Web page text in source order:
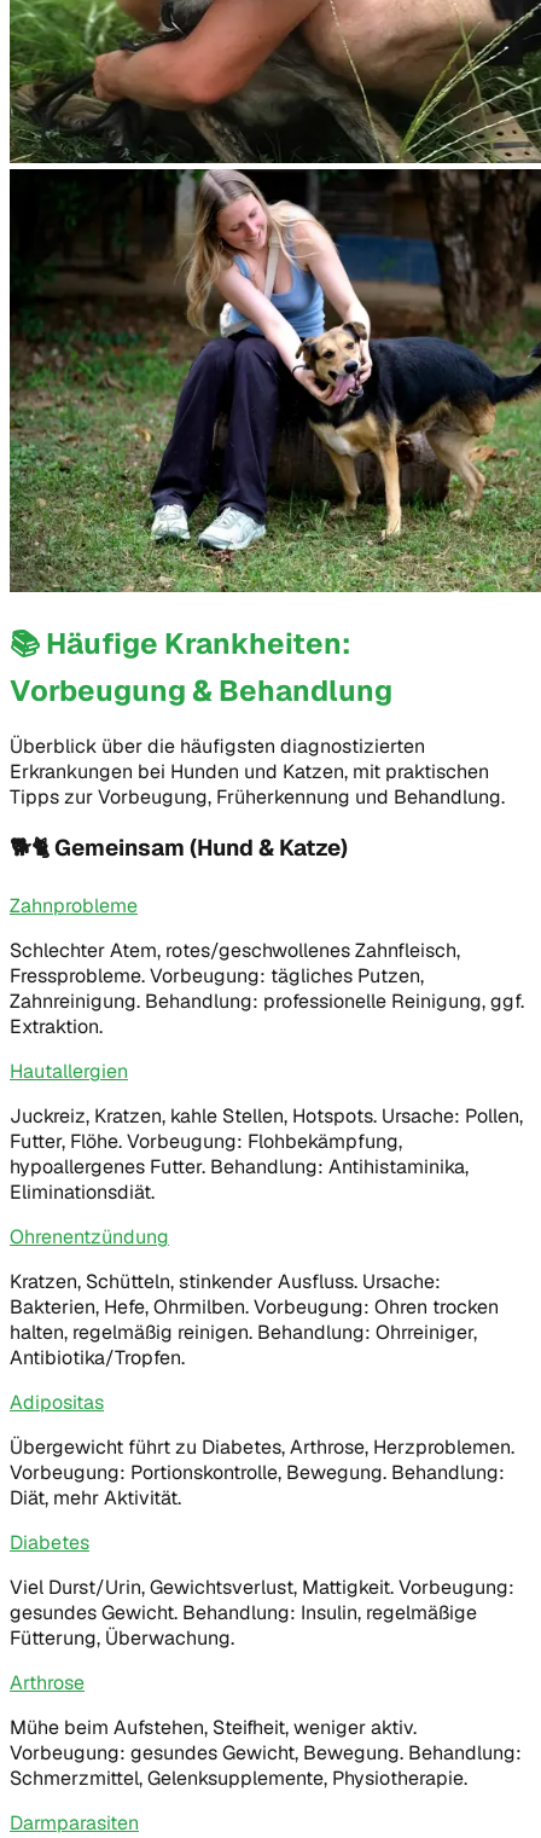
📚Häufige Krankheiten:
Vorbeugung & Behandlung
Überblick über die häufigsten diagnostizierten
Erkrankungen bei Hunden und Katzen, mit praktischen
Tipps zur Vorbeugung, Früherkennung und Behandlung.
🐕🐈Gemeinsam (Hund & Katze)
Zahnprobleme
Schlechter Atem, rotes/geschwollenes Zahnfleisch,
Fressprobleme. Vorbeugung: tägliches Putzen,
Zahnreinigung. Behandlung: professionelle Reinigung, ggf.
Extraktion.
Hautallergien
Juckreiz, Kratzen, kahle Stellen, Hotspots. Ursache: Pollen,
Futter, Flöhe. Vorbeugung: Flohbekämpfung,
hypoallergenes Futter. Behandlung: Antihistaminika,
Eliminationsdiät.
Ohrenentzündung
Kratzen, Schütteln, stinkender Ausfluss. Ursache:
Bakterien, Hefe, Ohrmilben. Vorbeugung: Ohren trocken
halten, regelmäßig reinigen. Behandlung: Ohrreiniger,
Antibiotika/Tropfen.
Adipositas
Übergewicht führt zu Diabetes, Arthrose, Herzproblemen.
Vorbeugung: Portionskontrolle, Bewegung. Behandlung:
Diät, mehr Aktivität.
Diabetes
Viel Durst/Urin, Gewichtsverlust, Mattigkeit. Vorbeugung:
gesundes Gewicht. Behandlung: Insulin, regelmäßige
Fütterung, Überwachung.
Arthrose
Mühe beim Aufstehen, Steifheit, weniger aktiv.
Vorbeugung: gesundes Gewicht, Bewegung. Behandlung:
Schmerzmittel, Gelenksupplemente, Physiotherapie.
Darmparasiten